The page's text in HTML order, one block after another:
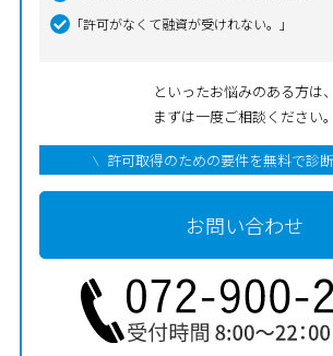
「許可がなくて融資が受けれない。」
といったお悩みのある方は、
まずは一度ご相談ください。
許可取得のための要件を無料で診
お問い合わせ